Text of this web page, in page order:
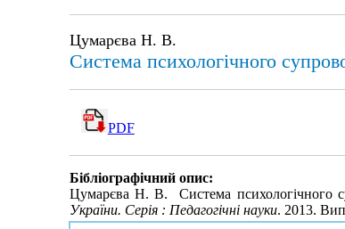
Цумарєва Н. В.
Система психологічного
PDF
Бібліографічний опис:
Цумарєва Н. В. Система психологічного
України. Серія : Педагогічні науки. 2013.